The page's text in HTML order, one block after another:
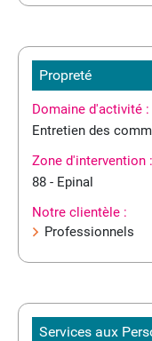
Propreté
Domaine d'activité :
Entretien des
Zone d'intervention :
88 - Epinal
Notre clientèle :
Professionnels
Services aux